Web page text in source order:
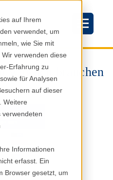
auf Ihrem
verwendet, um
wie Sie mit
verwenden diese
Erfahrung zu
für Analysen
auf dieser
Weitere
verwendeten
Informationen
erfasst. Ein
Browser gesetzt, um
wirklich brauchen